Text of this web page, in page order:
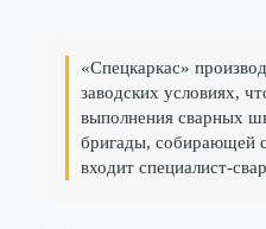
«Спецкаркас»
заводских условиях,
выполнения сварных
бригады, собирающей
входит специалист-